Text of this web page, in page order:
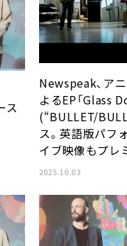
ス
Newspeak、ア
よるEP「Glass
(“BULLET/
ス。英語版パフ
イブ映像もプレ
2025.10.03